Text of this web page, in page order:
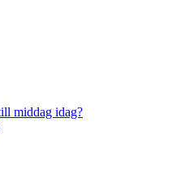
middag idag?